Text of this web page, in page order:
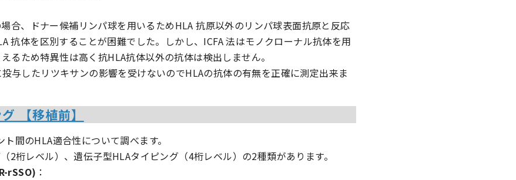
合、ドナー候補リンパ球を用いるためHLA 抗原以外のリンパ球表面抗原と反応
抗体を区別することが困難でした。しかし、ICFA 法はモノクローナル抗体を用
るため特異性は高く抗HLA抗体以外の抗体は検出しません。
与したリツキサンの影響を受けないのでHLAの抗体の有無を正確に測定出来ま
【移植前】
間のHLA適合性について調べます。
2桁レベル）、遺伝子型HLAタイピング（4桁レベル）の2種類があります。
rSSO) ：